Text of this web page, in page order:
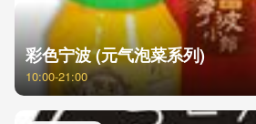
彩色宁波 (元气泡菜系列)
10:00-21:00